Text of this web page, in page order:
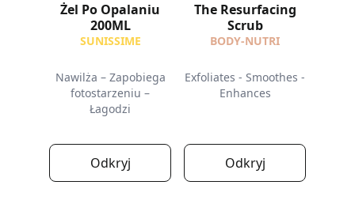
Żel Po Opalaniu
200ML
SUNISSIME
Nawilża – Zapobiega
fotostarzeniu –
Łagodzi
Odkryj
The Resurfacing
Scrub
BODY-NUTRI
Exfoliates - Smoothes -
Enhances
Odkryj